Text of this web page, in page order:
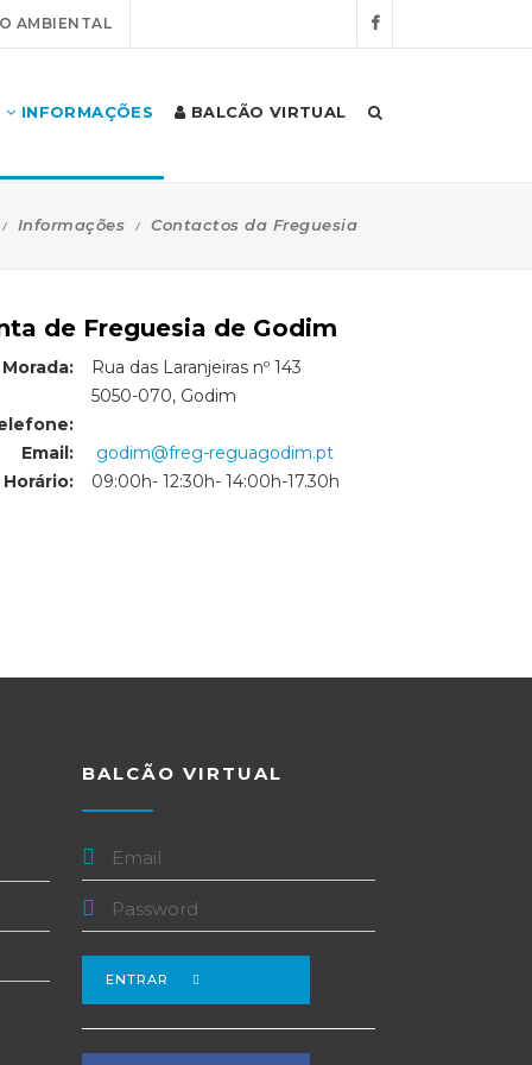
AMBIENTAL
INFORMAÇÕES BALCÃO VIRTUAL
Informações Contactos da Freguesia
de Freguesia de Godim
Morada:
Rua das Laranjeiras nº 143
5050-070, Godim
Email:
godim@freg-reguagodim.pt
Horário:
09:00h- 12:30h- 14:00h-17.30h
BALCÃO VIRTUAL
ENTRAR